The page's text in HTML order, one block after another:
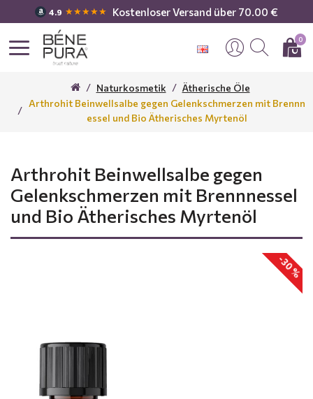
4.9 ★★★★★ Kostenloser Versand über 70.00 €
0
Naturkosmetik
Ätherische Öle
Arthrohit Beinwellsalbe gegen Gelenkschmerzen mit Brennn
essel und Bio Ätherisches Myrtenöl
Arthrohit Beinwellsalbe gegen
Gelenkschmerzen mit Brennnessel
und Bio Ätherisches Myrtenöl
-30 %